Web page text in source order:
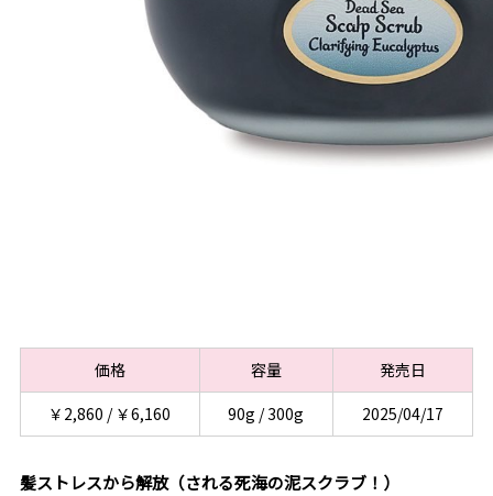
価格 容量
発売日
￥2,860 / ￥6,160
90g / 300g 2025/04/17
髪ストレスから解放（される死海の泥スクラブ！）